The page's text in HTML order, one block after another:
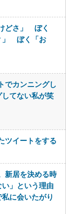
どさ」 ぼく
」 ぼく「お
でカンニングし
てない私が笑
ツイートをする
新居を決める時
」という理由
に会いたがり